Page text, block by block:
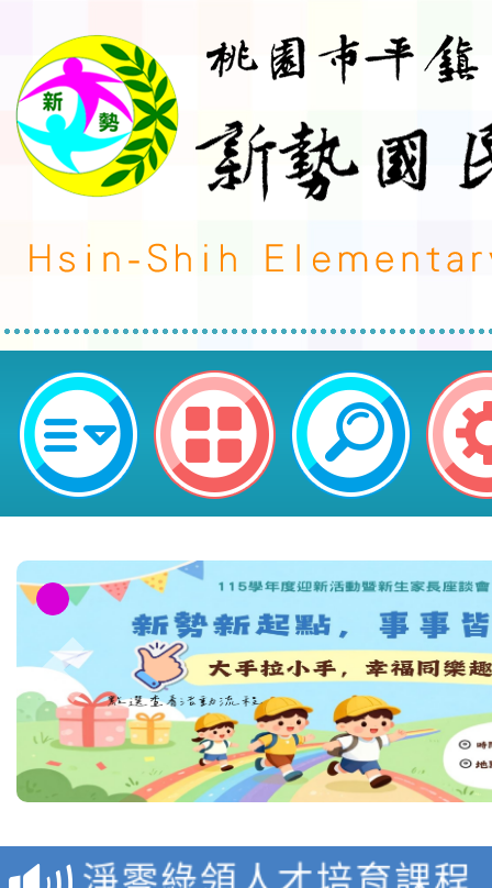
轉知花蓮縣體育會辦理「2025花
拳道錦標賽暨2026年國際少年運
項目測試賽」-桃園市平鎮區新勢
教育部校安中心白海豚
報
淨零綠領人才培育課程